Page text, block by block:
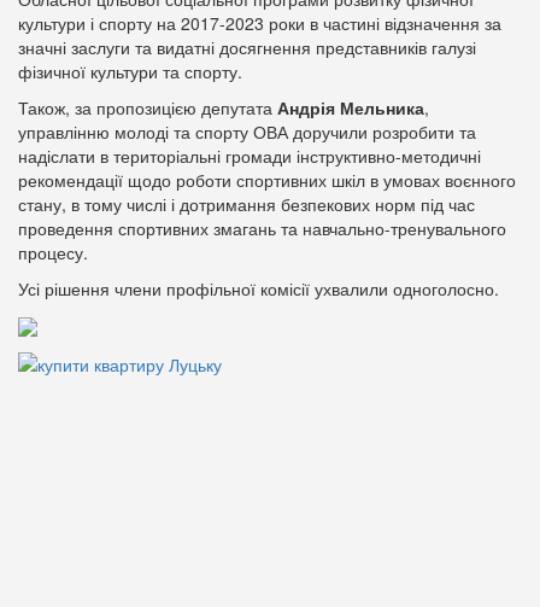
культури і спорту на 2017-2023 роки в частині відзначення за
значні заслуги та видатні досягнення представників галузі
фізичної культури та спорту.
Також, за пропозицією депутата Андрія Мельника,
управлінню молоді та спорту ОВА доручили розробити та
надіслати в територіальні громади інструктивно-методичні
рекомендації щодо роботи спортивних шкіл в умовах воєнного
стану, в тому числі і дотримання безпекових норм під час
проведення спортивних змагань та навчально-тренувального
процесу.
Усі рішення члени профільної комісії ухвалили одноголосно.